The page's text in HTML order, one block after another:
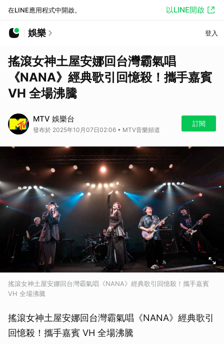
在LINE應用程式中開啟。 以LINE開啟
娛樂 登入
搖滾女神土屋安娜回台灣霸氣唱
《NANA》經典歌引回憶殺！攜手嘉賓
VH 全場沸騰
MTV 娛樂台
發布於 2025年10月07日02:06 • MTV音樂頻道
訂閱
搖滾女神土屋安娜回台灣霸氣唱《NANA》經典歌引回憶殺！攜手嘉賓
VH 全場沸騰
搖滾女神土屋安娜回台灣霸氣唱《NANA》經典歌引
回憶殺！攜手嘉賓 VH 全場沸騰